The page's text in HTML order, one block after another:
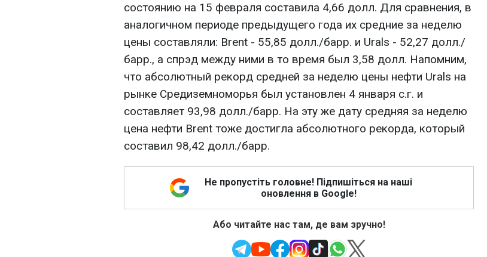
состоянию на 15 февраля составила 4,66 долл. Для сравнения, в
аналогичном периоде предыдущего года их средние за неделю
цены составляли: Brent - 55,85 долл./барр. и Urals - 52,27 долл./
барр., а спрэд между ними в то время был 3,58 долл. Напомним,
что абсолютный рекорд средней за неделю цены нефти Urals на
рынке Средиземноморья был установлен 4 января с.г. и
составляет 93,98 долл./барр. На эту же дату средняя за неделю
цена нефти Brent тоже достигла абсолютного рекорда, который
составил 98,42 долл./барр.
Не пропустіть головне! Підпишіться на наші
оновлення в Google!
Або читайте нас там, де вам зручно!